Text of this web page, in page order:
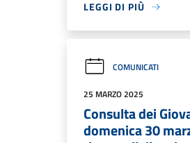
LEGGI DI PIÙ
COMUNICATI
25 MARZO 2025
Consulta dei
domenica 30